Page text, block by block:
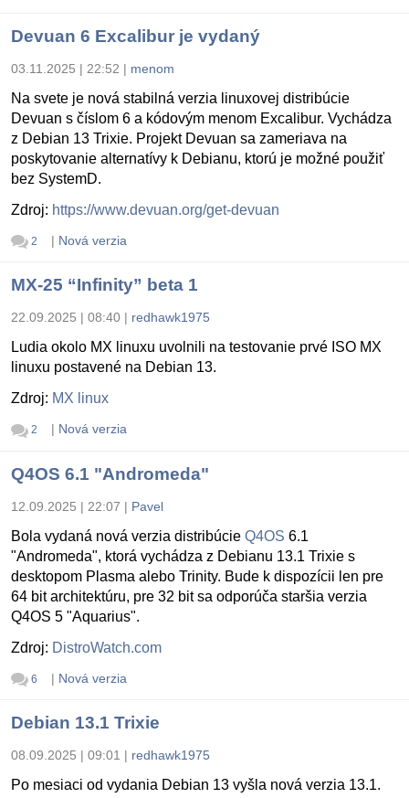
Devuan 6 Excalibur je vydaný
03.11.2025 | 22:52 | menom
Na svete je nová stabilná verzia linuxovej distribúcie
Devuan s číslom 6 a kódovým menom Excalibur. Vychádza
z Debian 13 Trixie. Projekt Devuan sa zameriava na
poskytovanie alternatívy k Debianu, ktorú je možné použiť
bez SystemD.
Zdroj: https://www.devuan.org/get-devuan
2 | Nová verzia
MX-25 “Infinity” beta 1
22.09.2025 | 08:40 | redhawk1975
Ludia okolo MX linuxu uvolnili na testovanie prvé ISO MX
linuxu postavené na Debian 13.
Zdroj: MX linux
2 | Nová verzia
Q4OS 6.1 "Andromeda"
12.09.2025 | 22:07 | Pavel
Bola vydaná nová verzia distribúcie Q4OS 6.1
"Andromeda", ktorá vychádza z Debianu 13.1 Trixie s
desktopom Plasma alebo Trinity. Bude k dispozícii len pre
64 bit architektúru, pre 32 bit sa odporúča staršia verzia
Q4OS 5 "Aquarius".
Zdroj: DistroWatch.com
6 | Nová verzia
Debian 13.1 Trixie
08.09.2025 | 09:01 | redhawk1975
Po mesiaci od vydania Debian 13 vyšla nová verzia 13.1.